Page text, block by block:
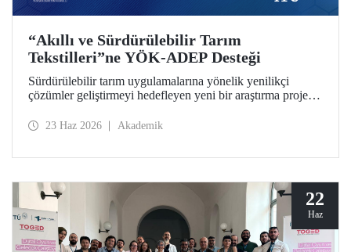
“Akıllı ve Sürdürülebilir Tarım
Tekstilleri”ne YÖK-ADEP Desteği
Sürdürülebilir tarım uygulamalarına yönelik yenilikçi
çözümler geliştirmeyi hedefleyen yeni bir araştırma projesi,
değerli ürünlere dönüştürülmesini amaçlayan çalışma;
23 Haz 2026 Akademik
22
Haz